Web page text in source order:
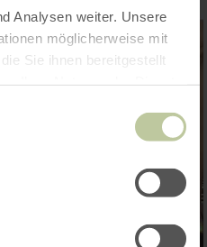
Analysen weiter. Unsere
möglicherweise mit
Sie ihnen bereitgestellt